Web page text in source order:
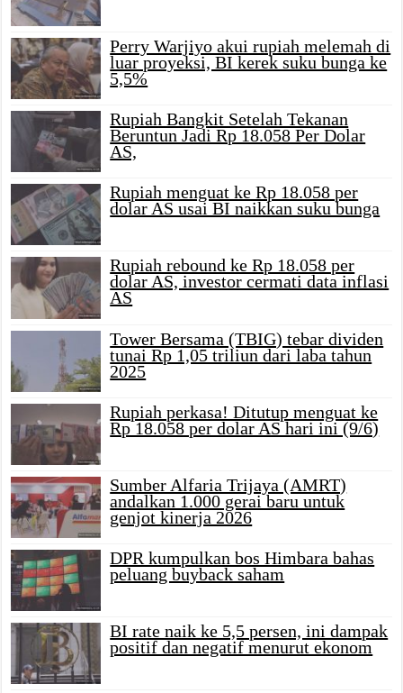
Perry Warjiyo akui rupiah melemah di
luar proyeksi, BI kerek suku bunga ke
5,5%
Rupiah Bangkit Setelah Tekanan
Beruntun Jadi Rp 18.058 Per Dolar
AS,
Rupiah menguat ke Rp 18.058 per
dolar AS usai BI naikkan suku bunga
Rupiah rebound ke Rp 18.058 per
dolar AS, investor cermati data inflasi
AS
Tower Bersama (TBIG) tebar dividen
tunai Rp 1,05 triliun dari laba tahun
2025
Rupiah perkasa! Ditutup menguat ke
Rp 18.058 per dolar AS hari ini (9/6)
Sumber Alfaria Trijaya (AMRT)
andalkan 1.000 gerai baru untuk
genjot kinerja 2026
DPR kumpulkan bos Himbara bahas
peluang buyback saham
BI rate naik ke 5,5 persen, ini dampak
positif dan negatif menurut ekonom